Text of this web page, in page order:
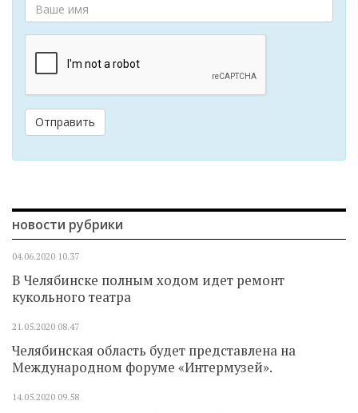
Отправить
новости рубрики
04.06.2020 10.37
В Челябинске полным ходом идет ремонт
кукольного театра
21.05.2020 08.47
Челябинская область будет представлена на
Международном форуме «Интермузей».
14.05.2020 09.58